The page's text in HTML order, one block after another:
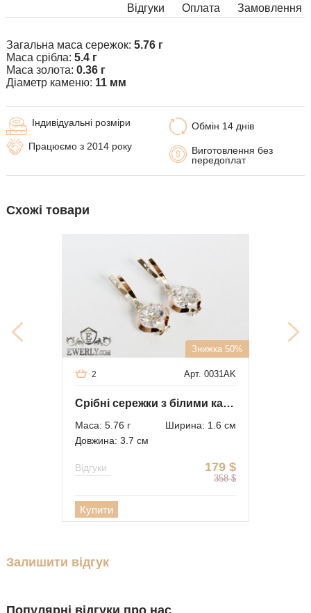
Відгуки Замовлення
Оплата
Загальна маса сережок: 5.76 г
Маса срібла: 5.4 г
Маса золота: 0.36 г
Діаметр каменю: 11 мм
Обмін 14 днів
Виготовлення без
передоплат
Індивідуальні розміри
Працюємо з 2014 року
Схожі товари
Знижка 50%
Арт. 0031AK
2
Срібні сережки з білими каменями
Маса: 5.76 г
Ширина: 1.6 см
Довжина: 3.7 см
179 $
358 $
Відгуки
Купити
Залишити відгук
Популярні відгуки про нас